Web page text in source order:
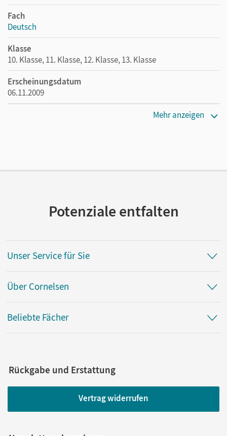
Fach
Deutsch
Klasse
10. Klasse, 11. Klasse, 12. Klasse, 13. Klasse
Erscheinungsdatum
06.11.2009
Mehr anzeigen
Potenziale entfalten
Unser Service für Sie
Über Cornelsen
Beliebte Fächer
Rückgabe und Erstattung
Vertrag widerrufen